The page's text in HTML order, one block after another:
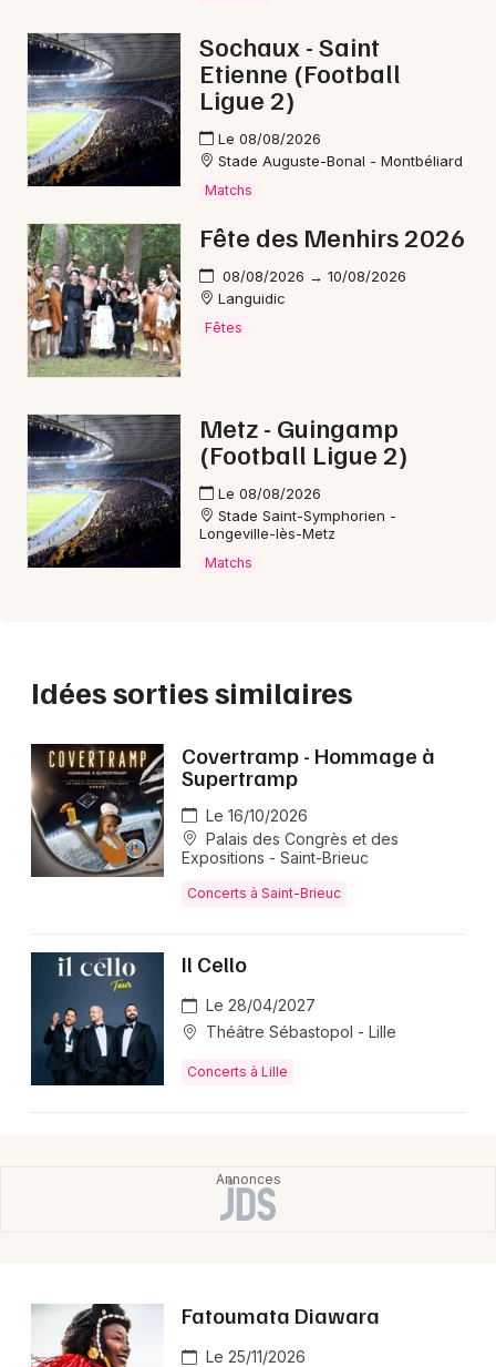
Sochaux - Saint
Etienne (Football
Ligue 2)
Le 08/08/2026
Stade Auguste-Bonal - Montbéliard
Matchs
Fête des Menhirs 2026
08/08/2026 → 10/08/2026
Languidic
Fêtes
Metz - Guingamp
(Football Ligue 2)
Le 08/08/2026
Stade Saint-Symphorien -
Longeville-lès-Metz
Matchs
Idées sorties similaires
Covertramp - Hommage à
Supertramp
Le 16/10/2026
Palais des Congrès et des
Expositions - Saint-Brieuc
Concerts à Saint-Brieuc
Il Cello
Le 28/04/2027
Théâtre Sébastopol - Lille
Concerts à Lille
Fatoumata Diawara
Le 25/11/2026